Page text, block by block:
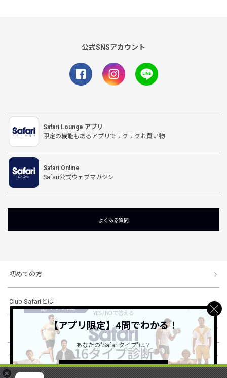
×
公式SNSアカウント
Safari Lounge アプリ
限定の機能もあるアプリでサクサクお買い物
Safari Online
Safari公式ウェブマガジン
よくある質問
初めての方
Club Safariとは
ショッピングガイド
会社概要・規約
【アプリ限定】4問でわかる！
あなたの"Safariタイプ"は？
詳しくはこちら ＞